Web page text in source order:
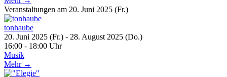
Veranstaltungen am 20. Juni 2025 (Fr.)
tonhaube
20. Juni 2025 (Fr.) - 28. August 2025 (Do.)
16:00 - 18:00 Uhr
Musik
Mehr →